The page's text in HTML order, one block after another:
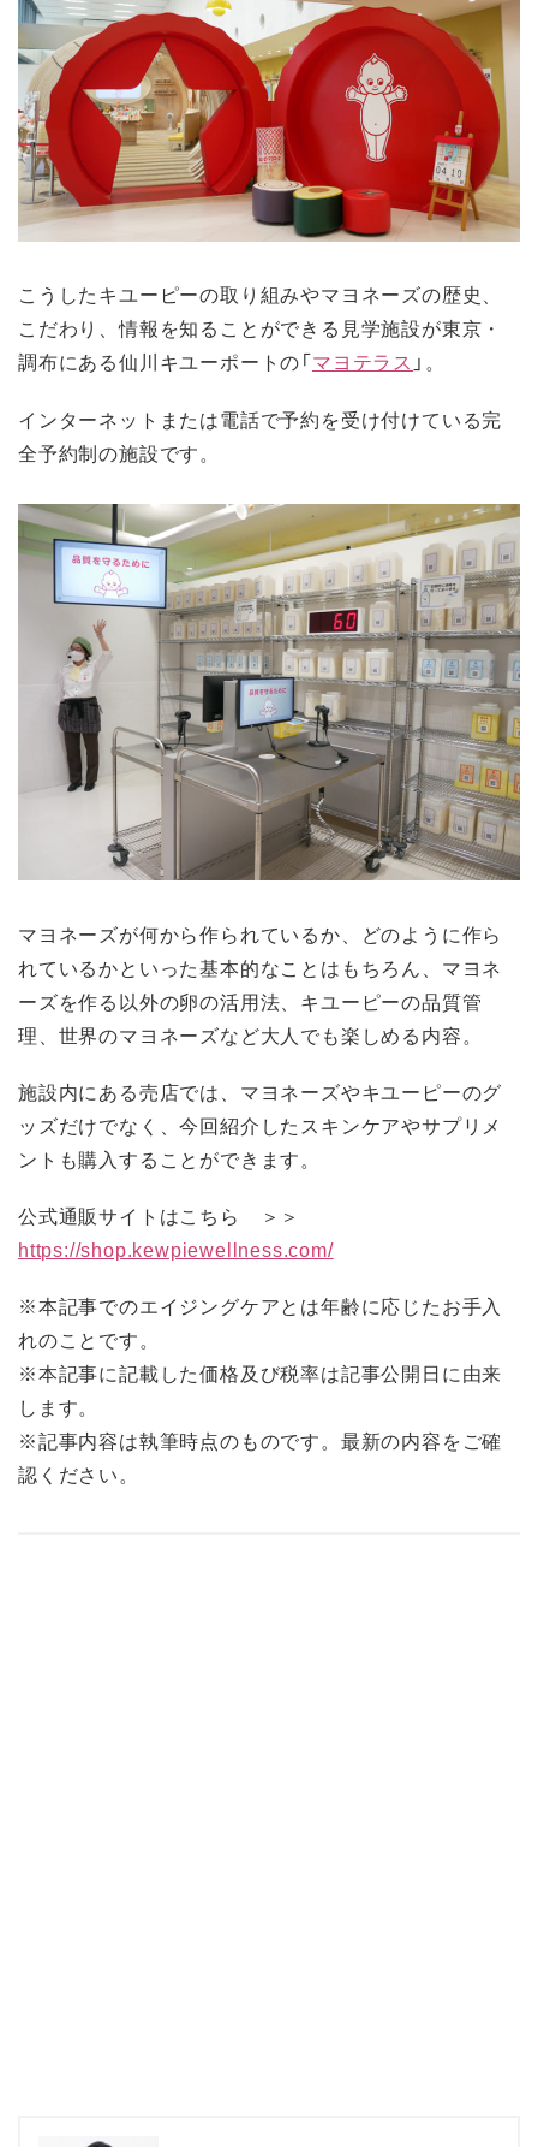
こうしたキユーピーの取り組みやマヨネーズの歴史、
こだわり、情報を知ることができる見学施設が東京・
調布にある仙川キユーポートの「マヨテラス 」。
インターネットまたは電話で予約を受け付けている完
全予約制の施設です。
マヨネーズが何から作られているか、どのように作ら
れているかといった基本的なことはもちろん、マヨネ
ーズを作る以外の卵の活用法、キユーピーの品質管
理、世界のマヨネーズなど大人でも楽しめる内容。
施設内にある売店では、マヨネーズやキユーピーのグ
ッズだけでなく、今回紹介したスキンケアやサプリメ
ントも購入することができます。
公式通販サイトはこちら ＞＞
https://shop.kewpiewellness.com/
※本記事でのエイジングケアとは年齢に応じたお手入
れのことです。
※本記事に記載した価格及び税率は記事公開日に由来
します。
※記事内容は執筆時点のものです。最新の内容をご確
認ください。